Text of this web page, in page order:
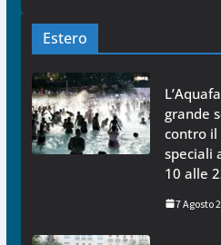
Estero
grande
contro
speciali
10 alle
7 Agosto